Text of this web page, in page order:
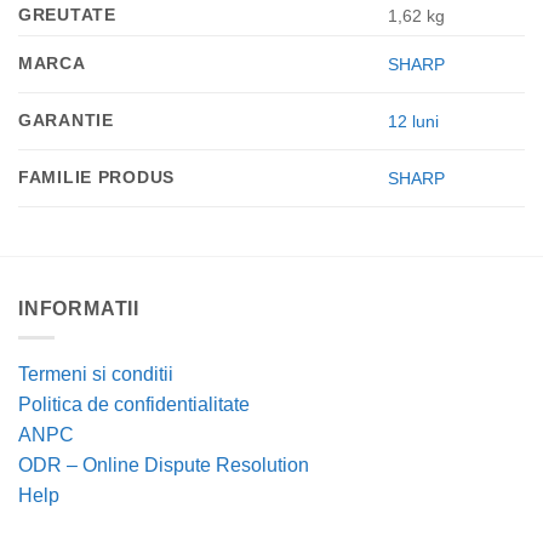
GREUTATE 1,62 kg
MARCA SHARP
GARANTIE 12 luni
FAMILIE PRODUS SHARP
INFORMATII
Termeni si conditii
Politica de confidentialitate
ANPC
ODR – Online Dispute Resolution
Help